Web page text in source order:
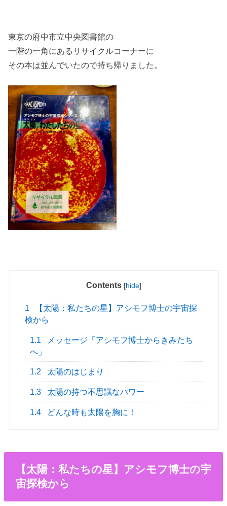
東京の府中市立中央図書館の
一階の一角にあるリサイクルコーナーに
その本は並んでいたので持ち帰りました。
Contents [hide]
1
【太陽：私たちの星】アシモフ博士の宇宙探
検から
1.1
メッセージ「アシモフ博士からきみたち
へ」
1.2 太陽のはじまり
1.3 太陽の持つ不思議なパワー
1.4 どんな時も太陽を胸に！
【太陽：私たちの星】アシモフ博士の宇
宙探検から